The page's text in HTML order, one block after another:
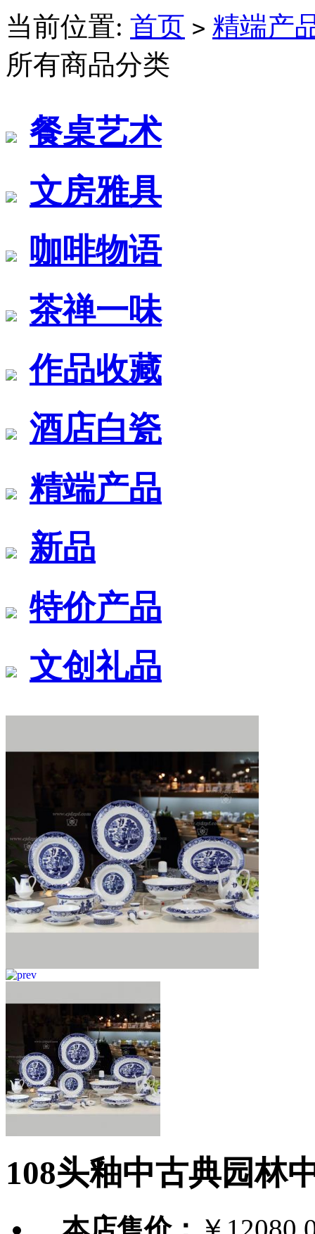
当前位置: 首页 > 精端产
所有商品分类
餐桌艺术
文房雅具
咖啡物语
茶禅一味
作品收藏
酒店白瓷
精端产品
新品
特价产品
文创礼品
108头釉中古典园林